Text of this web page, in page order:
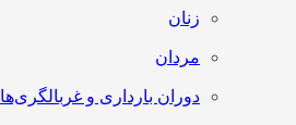
زنان
مردان
دوران بارداری و غربالگری‌ها